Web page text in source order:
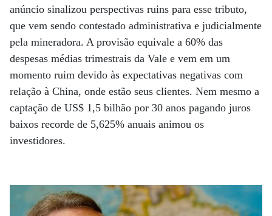
anúncio sinalizou perspectivas ruins para esse tributo,
que vem sendo contestado administrativa e judicialmente
pela mineradora. A provisão equivale a 60% das
despesas médias trimestrais da Vale e vem em um
momento ruim devido às expectativas negativas com
relação à China, onde estão seus clientes. Nem mesmo a
captação de US$ 1,5 bilhão por 30 anos pagando juros
baixos recorde de 5,625% anuais animou os
investidores.